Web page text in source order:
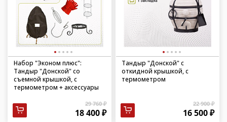
Набор "Эконом плюс":
Тандыр "Донской" со
съемной крышкой, с
термометром + аксессуары
29 760 ₽
18 400 ₽
Тандыр "Донской" с
откидной крышкой, с
термометром
22 900 ₽
16 500 ₽